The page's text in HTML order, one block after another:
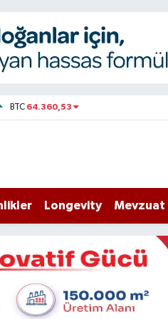
BTC 64.360,53
Longevity Mevzuat